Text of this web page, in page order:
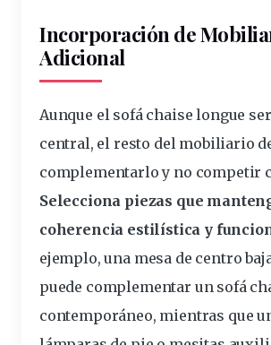
Incorporación de
Adicional
Aunque el sofá chaise longue
central, el resto del mobiliario
complementarlo y no competir
Selecciona piezas que
coherencia estilística y
ejemplo, una mesa de centro
puede complementar un sofá
contemporáneo, mientras que